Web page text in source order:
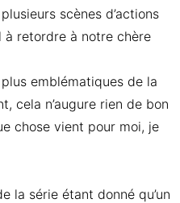
scènes d’actions
à retordre à notre chère
emblématiques de la
cela n’augure rien de bon
chose vient pour moi, je
la série étant donné qu’un